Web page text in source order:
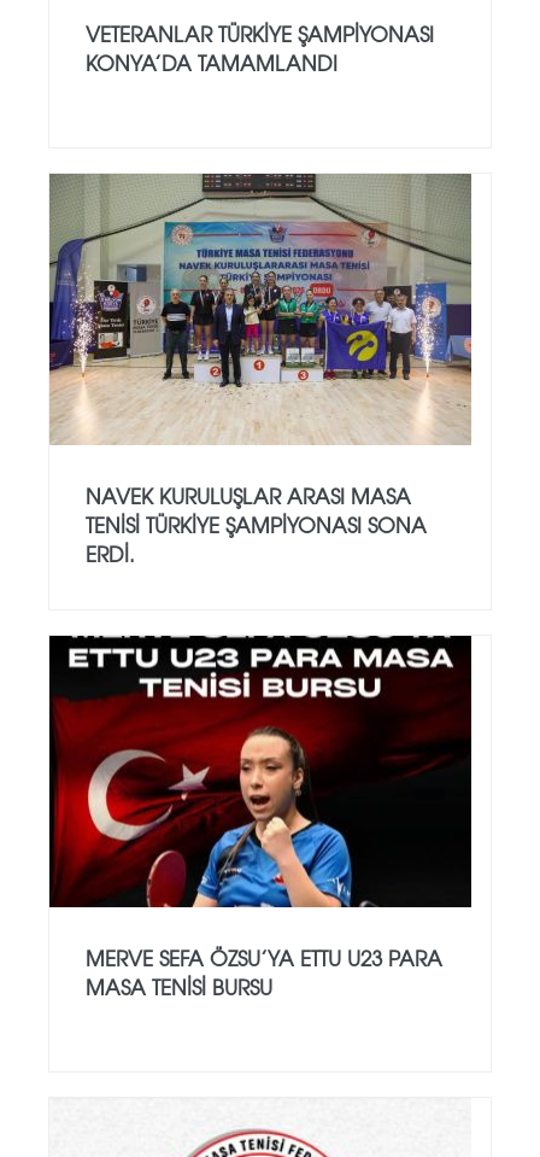
VETERANLAR TÜRKIYE ŞAMPIYONASI
KONYA’DA TAMAMLANDI
NAVEK KURULUŞLAR ARASI MASA
TENISI TÜRKIYE ŞAMPIYONASI SONA
ERDI.
MERVE SEFA ÖZSU’YA ETTU U23 PARA
MASA TENISI BURSU